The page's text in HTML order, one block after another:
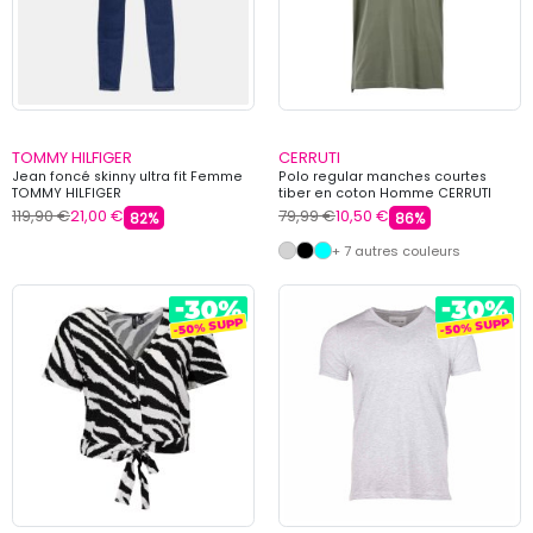
TOMMY HILFIGER
Jean foncé skinny ultra fit Femme
TOMMY HILFIGER
119,90 €21,00 € 82%
CERRUTI
Polo regular manches courtes
tiber en coton Homme CERRUTI
79,99 €10,50 € 86%
+ 7 autres couleurs